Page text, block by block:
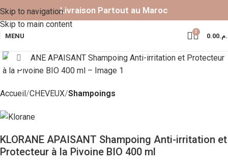
Skip to navigation
Skip to main content
Livraison Partout au Maroc
MENU
0
0.00
Click to enlarge
Accueil CHEVEUX Shampoings
KLORANE APAISANT Shampoing Anti-irritation et
Protecteur à la Pivoine BIO 400 ml